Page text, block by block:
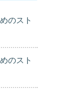
のスト
のスト